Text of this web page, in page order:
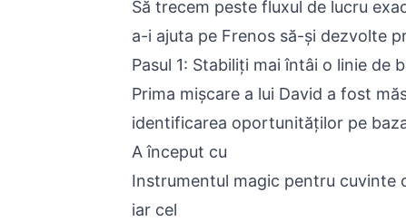
Să trecem peste fluxul de lucru
a-i ajuta pe Frenos să-și dezvolte
Pasul 1: Stabiliți mai întâi o linie de
Prima mișcare a lui David a fost
identificarea oportunităților pe
A început cu
Instrumentul magic pentru cuvinte
iar cel